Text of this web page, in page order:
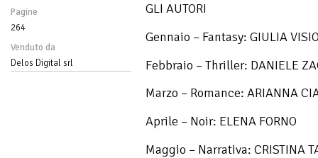
Pagine
264
Venduto da
Delos Digital srl
GLI AUTORI
Gennaio – Fantasy: GIULIA
Febbraio – Thriller: DANIELE
Marzo – Romance: ARIANNA
Aprile – Noir: ELENA FORNO
Maggio – Narrativa: CRISTINA